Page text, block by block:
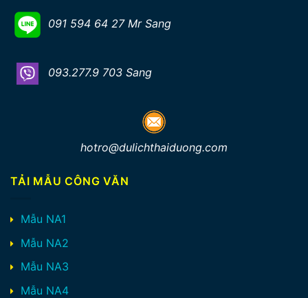
091 594 64 27 Mr Sang
093.277.9 703 Sang
hotro@dulichthaiduong.com
TẢI MẪU CÔNG VĂN
Mẫu NA1
Mẫu NA2
Mẫu NA3
Mẫu NA4